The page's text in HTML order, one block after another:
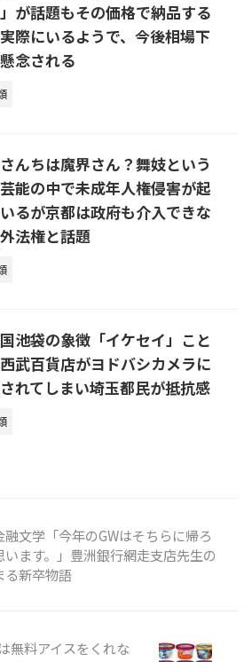
が話題もその価格で納品する
際にいるようで、今後相場下
念される
んちは魔界さん？舞妓という
能の中で未成年人権侵害が起
るが京都は政府も介入できな
法権と話題
池袋の象徴「イケセイ」こと
武百貨店がヨドバシカメラに
れてしまい埼玉都民が抵抗感
融文学「今年のGWはそちらに帰ろ
います。」豊洲銀行網走支店先生の
る新卒物語
無料アイスをくれな